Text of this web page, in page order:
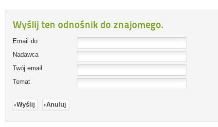
Wyślij ten odnośnik do znajomego.
Email do
Nadawca
Twój email
Temat
Wyślij Anuluj